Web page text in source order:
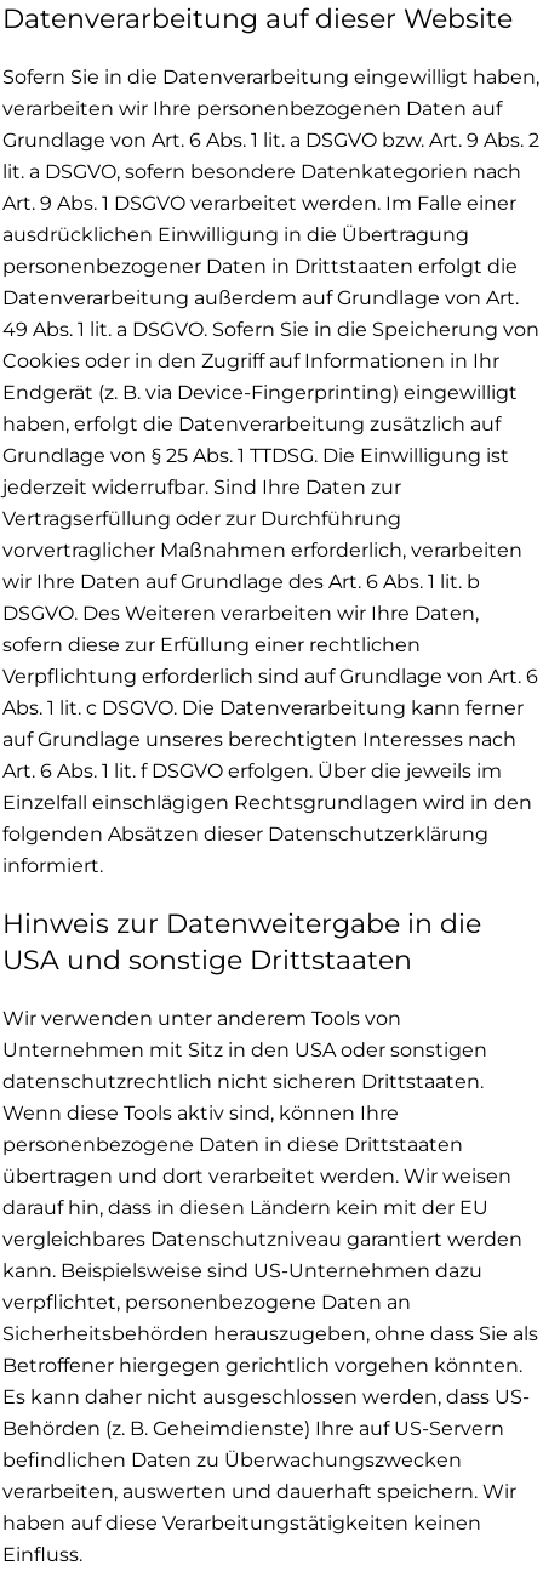
Datenverarbeitung auf dieser Website
Sofern Sie in die Datenverarbeitung eingewilligt haben,
verarbeiten wir Ihre personenbezogenen Daten auf
Grundlage von Art. 6 Abs. 1 lit. a DSGVO bzw. Art. 9 Abs. 2
lit. a DSGVO, sofern besondere Datenkategorien nach
Art. 9 Abs. 1 DSGVO verarbeitet werden. Im Falle einer
ausdrücklichen Einwilligung in die Übertragung
personenbezogener Daten in Drittstaaten erfolgt die
Datenverarbeitung außerdem auf Grundlage von Art.
49 Abs. 1 lit. a DSGVO. Sofern Sie in die Speicherung von
Cookies oder in den Zugriff auf Informationen in Ihr
Endgerät (z. B. via Device-Fingerprinting) eingewilligt
haben, erfolgt die Datenverarbeitung zusätzlich auf
Grundlage von § 25 Abs. 1 TTDSG. Die Einwilligung ist
jederzeit widerrufbar. Sind Ihre Daten zur
Vertragserfüllung oder zur Durchführung
vorvertraglicher Maßnahmen erforderlich, verarbeiten
wir Ihre Daten auf Grundlage des Art. 6 Abs. 1 lit. b
DSGVO. Des Weiteren verarbeiten wir Ihre Daten,
sofern diese zur Erfüllung einer rechtlichen
Verpflichtung erforderlich sind auf Grundlage von Art. 6
Abs. 1 lit. c DSGVO. Die Datenverarbeitung kann ferner
auf Grundlage unseres berechtigten Interesses nach
Art. 6 Abs. 1 lit. f DSGVO erfolgen. Über die jeweils im
Einzelfall einschlägigen Rechtsgrundlagen wird in den
folgenden Absätzen dieser Datenschutzerklärung
informiert.
Hinweis zur Datenweitergabe in die
USA und sonstige Drittstaaten
Wir verwenden unter anderem Tools von
Unternehmen mit Sitz in den USA oder sonstigen
datenschutzrechtlich nicht sicheren Drittstaaten.
Wenn diese Tools aktiv sind, können Ihre
personenbezogene Daten in diese Drittstaaten
übertragen und dort verarbeitet werden. Wir weisen
darauf hin, dass in diesen Ländern kein mit der EU
vergleichbares Datenschutzniveau garantiert werden
kann. Beispielsweise sind US-Unternehmen dazu
verpflichtet, personenbezogene Daten an
Sicherheitsbehörden herauszugeben, ohne dass Sie als
Betroffener hiergegen gerichtlich vorgehen könnten.
Es kann daher nicht ausgeschlossen werden, dass US-
Behörden (z. B. Geheimdienste) Ihre auf US-Servern
befindlichen Daten zu Überwachungszwecken
verarbeiten, auswerten und dauerhaft speichern. Wir
haben auf diese Verarbeitungstätigkeiten keinen
Einfluss.